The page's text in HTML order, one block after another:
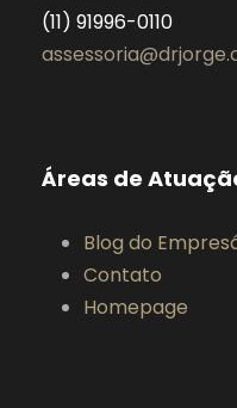
(11) 91996-0110
Áreas de
Blog do
Contato
Homepage